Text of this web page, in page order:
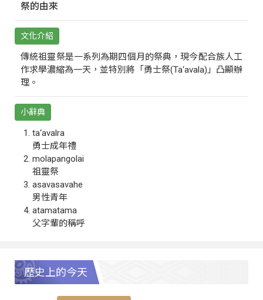
祭的由來
文化介紹
傳統祖靈祭是一系列為期四個月的祭典，現今配合族人工
作求學濃縮為一天，並特別將「勇士祭(Ta‘avala)」凸顯辦
理。
小辭典
ta‘avalra
勇士成年禮
molapangolai
祖靈祭
asavasavahe
男性青年
atamatama
父字輩的稱呼
歷史上的今天